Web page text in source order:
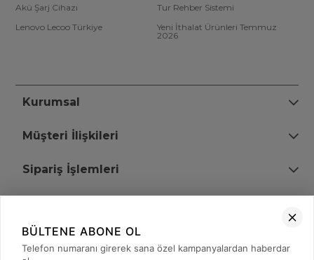
Akü Şarj Cihazı
Tur Rehber Sistemi
Lenovo Lecoo Türkiye
Yeni İthalat Ürünleri Temmuz
2026
Kurumsal
Müşteri İlişkileri
Sipariş İşlemleri
+90 (850) 473 08 08
BÜLTENE ABONE OL
Telefon numaranı girerek sana özel kampanyalardan haberdar